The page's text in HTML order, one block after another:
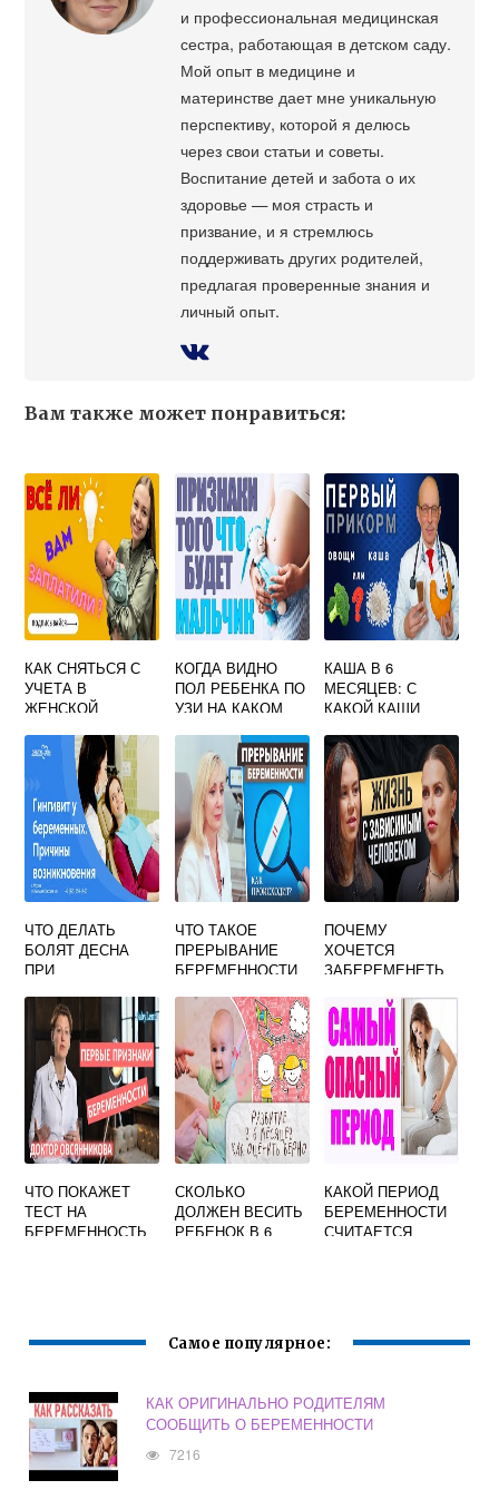
и профессиональная медицинская
сестра, работающая в детском саду.
Мой опыт в медицине и
материнстве дает мне уникальную
перспективу, которой я делюсь
через свои статьи и советы.
Воспитание детей и забота о их
здоровье — моя страсть и
призвание, и я стремлюсь
поддерживать других родителей,
предлагая проверенные знания и
личный опыт.
Вам также может понравиться:
КАК СНЯТЬСЯ С
УЧЕТА В
ЖЕНСКОЙ
ПО
БЕРЕМЕННОСТИ
КОГДА ВИДНО
ПОЛ РЕБЕНКА ПО
УЗИ НА КАКОМ
БЕРЕМЕННОСТИ
КАША В 6
МЕСЯЦЕВ: С
КАКОЙ КАШИ
ПРИКОРМ
ЧТО ДЕЛАТЬ
БОЛЯТ ДЕСНА
ПРИ
ЧТО ТАКОЕ
ПРЕРЫВАНИЕ
БЕРЕМЕННОСТИ
ПОЧЕМУ
ХОЧЕТСЯ
ЗАБЕРЕМЕНЕТЬ
ЧТО ПОКАЖЕТ
ТЕСТ НА
БЕРЕМЕННОСТЬ
СКОЛЬКО
ДОЛЖЕН ВЕСИТЬ
РЕБЕНОК В 6
КАКОЙ ПЕРИОД
БЕРЕМЕННОСТИ
СЧИТАЕТСЯ
ПАТОЛОГИИ
Самое популярное:
КАК ОРИГИНАЛЬНО РОДИТЕЛЯМ
СООБЩИТЬ О БЕРЕМЕННОСТИ
7216